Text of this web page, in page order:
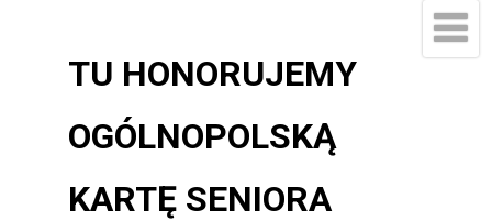
TU HONORUJEMY
OGÓLNOPOLSKĄ
KARTĘ SENIORA